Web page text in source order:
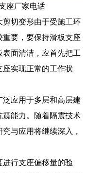
座厂家电话
切变形由于受施工环
要，要保持滑板支座
面清洁，应首先把工
实现正常的工作状
应用于多层和高层建
能力。随着隔震技术
与应用将继续深入，
进行支座偏移量的验